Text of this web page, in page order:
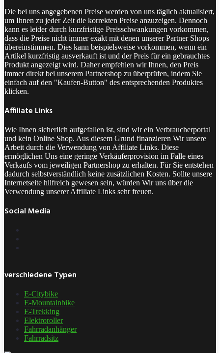
Die bei uns angegebenen Preise werden von uns täglich aktualisiert,
um Ihnen zu jeder Zeit die korrekten Preise anzuzeigen. Dennoch
kann es leider durch kurzfristige Preisschwankungen vorkommen,
dass die Preise nicht immer exakt mit denen unserer Partner Shops
übereinstimmen. Dies kann beispielsweise vorkommen, wenn ein
Artikel kurzfristig ausverkauft ist und der Preis für ein gebrauchtes
Produkt angezeigt wird. Daher empfehlen wir Ihnen, den Preis
immer direkt bei unserem Partnershop zu überprüfen, indem Sie
einfach auf den "Kaufen-Button" des entsprechenden Produktes
klicken.
Affiliate Links
Wie Ihnen sicherlich aufgefallen ist, sind wir ein Verbraucherportal
und kein Online Shop. Aus diesem Grund finanzieren Wir unsere
Arbeit durch die Verwendung von Affiliate Links. Diese
ermöglichen Uns eine geringe Verkäuferprovision im Falle eines
Verkaufs vom jeweiligen Partnershop zu erhalten. Für Sie entstehen
dadurch selbstverständlich keine zusätzlichen Kosten. Sollte unsere
Internetseite hilfreich gewesen sein, würden Wir uns über die
Verwendung unserer Affiliate Links sehr freuen.
Social Media
verschiedene Typen
E-Citybike
E-Mountainbike
E-Trekking
Elektroroller
Fahrradanhänger
Fahrradsitz